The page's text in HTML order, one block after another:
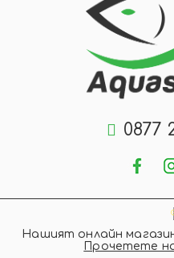
0877
Нашият онлайн магазин
Прочетете